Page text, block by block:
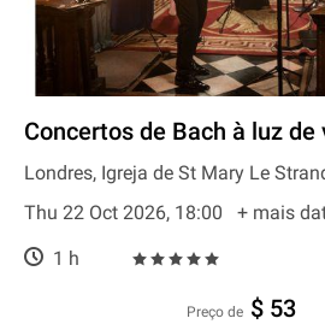
Concertos de Bach à luz de
Londres, Igreja de St Mary Le
Thu 22 Oct 2026, 18:00
+ mais
1 h
preço de $ 53